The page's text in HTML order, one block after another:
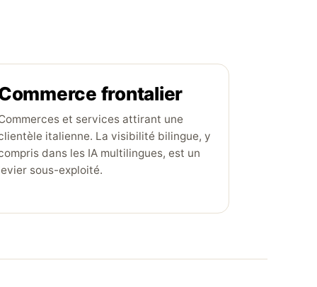
frontalier
et services attirant une
italienne. La visibilité bilingue, y
dans les IA multilingues, est un
sous-exploité.